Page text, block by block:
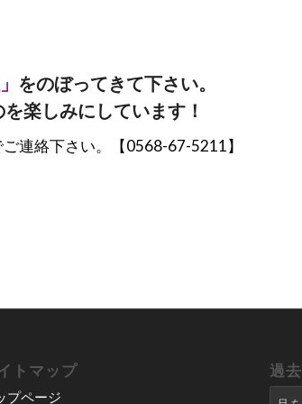
をのぼってきて下さい。
楽しみにしています！
連絡下さい。【0568-67-5211】
トマップ
プページ
過